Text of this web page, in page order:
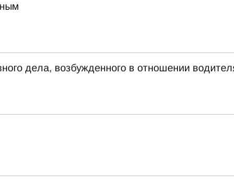
дела, возбужденного в отношении